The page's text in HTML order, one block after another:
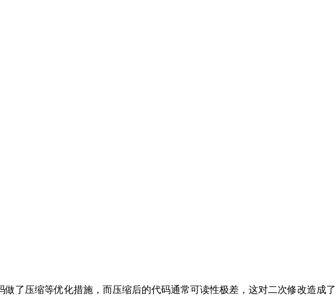
了压缩等优化措施，而压缩后的代码通常可读性极差，这对二次修改造成